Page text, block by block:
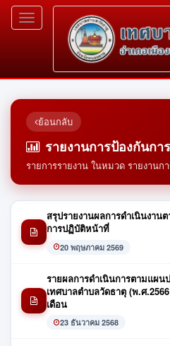
Toggle
navigation
ย้อนกลับ
รายงานการป้องกันกา
รายการรายงาน ในหมวด รายงานก
สรุปรายงานผลการดำเนินงา
การปฏิบัติหน้าที่
20 พฤษภาคม 2569
รายผลการดำเนินการตามแผ
เทศบาลตำบลวัดธาตุ (พ.ศ
เดือน
23 ธันวาคม 2568